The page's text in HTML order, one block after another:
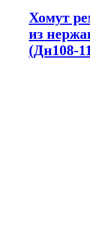
Хомут
из
(Дн108-